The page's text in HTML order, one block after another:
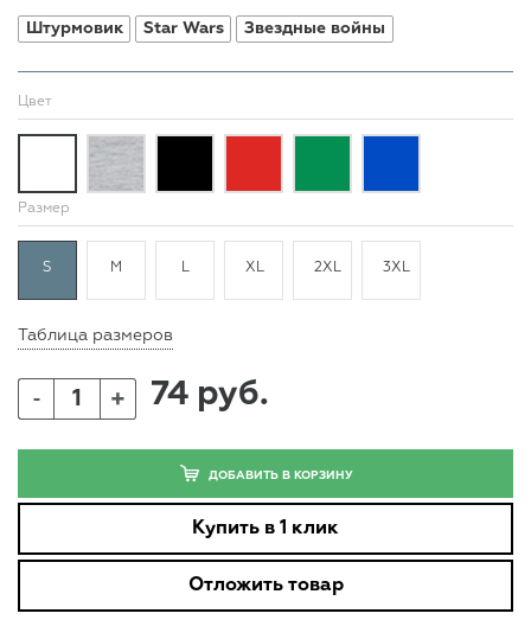
Штурмовик Star Wars Звездные войны
Цвет
Размер
S M L XL 2XL 3XL
Таблица размеров
- + 74 руб.
ДОБАВИТЬ В КОРЗИНУ
Купить в 1 клик
Отложить товар